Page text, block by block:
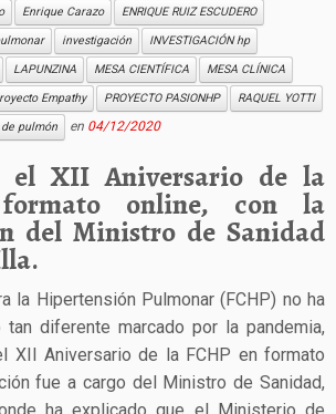
Enrique Carazo
ENRIQUE RUIZ ESCUDERO
investigación
INVESTIGACIÓN hp
LAPUNZINA MESA CIENTÍFICA
MESA CLÍNICA
Empathy PROYECTO PASIONHP
RAQUEL YOTTI
pulmón en 04/12/2020
el XII Aniversario de la
online, con la
del Ministro de Sanidad
la Hipertensión Pulmonar (FCHP) no ha
tan diferente marcado por la pandemia,
XII Aniversario de la FCHP en formato
fue a cargo del Ministro de Sanidad,